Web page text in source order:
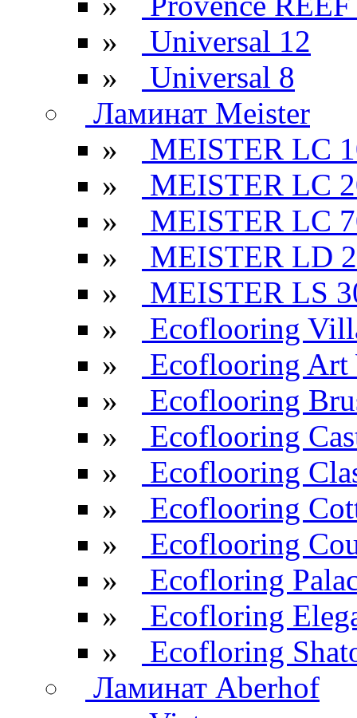
»
Universal 12
»
Universal 8
Ламинат Meister
»
MEISTER LC
»
MEISTER LC
»
MEISTER LC
»
MEISTER LD
»
MEISTER LS
»
Ecoflooring
»
Ecoflooring Art
»
Ecoflooring
»
Ecoflooring
»
Ecoflooring
»
Ecoflooring
»
Ecoflooring
»
Ecofloring
»
Ecofloring
»
Ecofloring
Ламинат Aberhof